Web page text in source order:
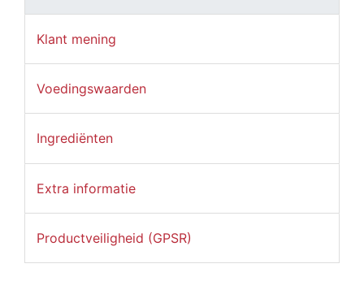
Klant mening
Voedingswaarden
Ingrediënten
Extra informatie
Productveiligheid (GPSR)